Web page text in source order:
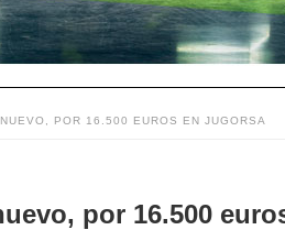
POR 16.500 EUROS EN JUGORSA
por 16.500